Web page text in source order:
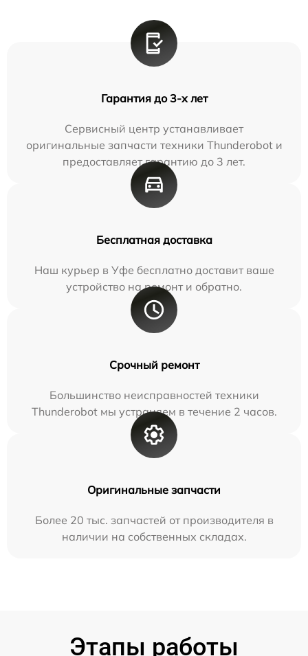
Гарантия до 3-х лет
Сервисный центр устанавливает
оригинальные запчасти техники Thunderobot и
предоставляет гарантию до 3 лет.
Бесплатная доставка
Наш курьер в Уфе бесплатно доставит ваше
устройство на ремонт и обратно.
Срочный ремонт
Большинство неисправностей техники
Thunderobot мы устраняем в течение 2 часов.
Оригинальные запчасти
Более 20 тыс. запчастей от производителя в
наличии на собственных складах.
Этапы работы